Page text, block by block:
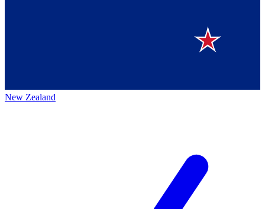
New Zealand